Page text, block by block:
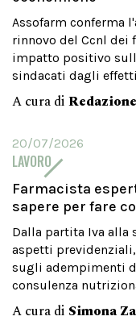
Assofarm conferma
rinnovo del Ccnl dei
impatto positivo
sindacati dagli
A cura di
20/07/2026
LAVORO
Farmacista
sapere per fare
Dalla partita Iva alla
aspetti
sugli adempimenti
consulenza
A cura di Simona